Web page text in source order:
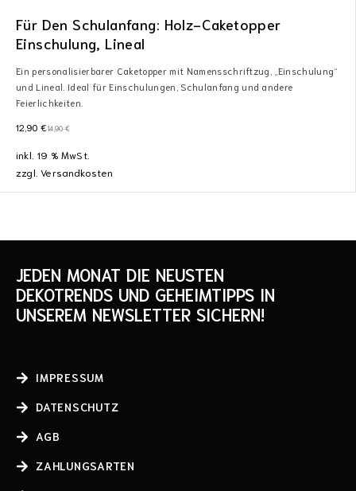
Für Den Schulanfang: Holz-Caketopper
Einschulung, Lineal
Ein personalisierbarer Caketopper mit Namensschriftzug, „Einschulung“
und Lineal. Ideal für Einschulungen, Schulanfang und andere
Feierlichkeiten.
14,90€
12,90 €
inkl. 19 % MwSt.
zzgl.Versandkosten
JEDEN MONAT DIE NEUSTEN
DEKOTRENDS UND GEHEIMTIPPS IN
UNSEREM NEWSLETTER SICHERN!
IMPRESSUM
DATENSCHUTZ
AGB
ZAHLUNGSARTEN